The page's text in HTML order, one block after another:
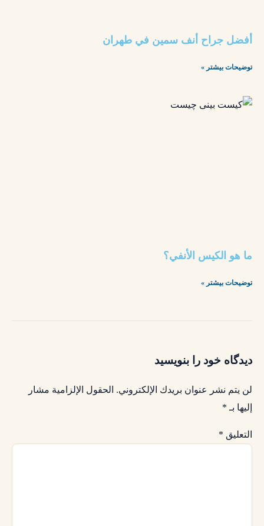
أفضل جراح أنف سمين في طهران
توضیحات بیشتر »
ما هو الكيس الأنفي؟
توضیحات بیشتر »
دیدگاه خود را بنویسید
لن يتم نشر عنوان بريدك الإلكتروني. الحقول الإلزامية مشار
إليها بـ *
التعليق *